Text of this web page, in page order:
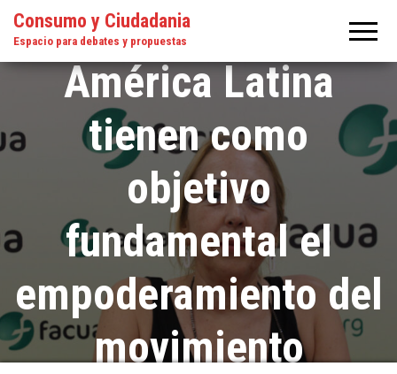
Consumo y Ciudadania
Espacio para debates y propuestas
actuaciones en
América Latina
tienen como
objetivo
fundamental el
empoderamiento del
movimiento